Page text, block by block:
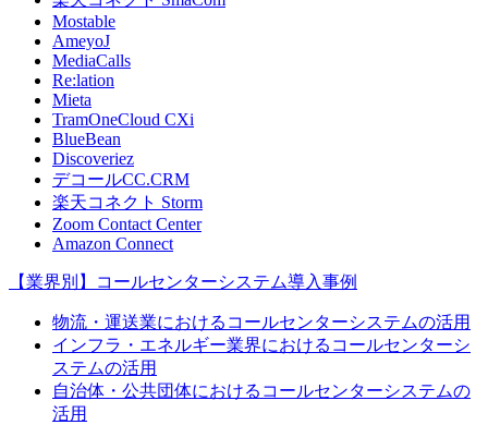
Mostable
AmeyoJ
MediaCalls
Re:lation
Mieta
TramOneCloud CXi
BlueBean
Discoveriez
デコールCC.CRM
楽天コネクト Storm
Zoom Contact Center
Amazon Connect
【業界別】コールセンターシステム導入事例
物流・運送業におけるコールセンターシステムの活用
インフラ・エネルギー業界におけるコールセンターシ
ステムの活用
自治体・公共団体におけるコールセンターシステムの
活用